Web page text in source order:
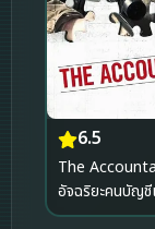
6.5
The
อัจฉริยะคนบัญ
(2016)